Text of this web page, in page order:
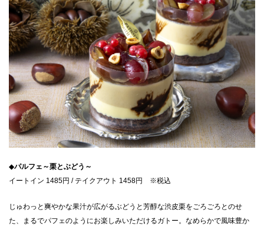
◆パルフェ～栗とぶどう～
イートイン 1485円 / テイクアウト 1458円 ※税込
じゅわっと爽やかな果汁が広がるぶどうと芳醇な渋皮栗をごろごろとのせ
た、まるでパフェのようにお楽しみいただけるガトー。​なめらかで風味豊か